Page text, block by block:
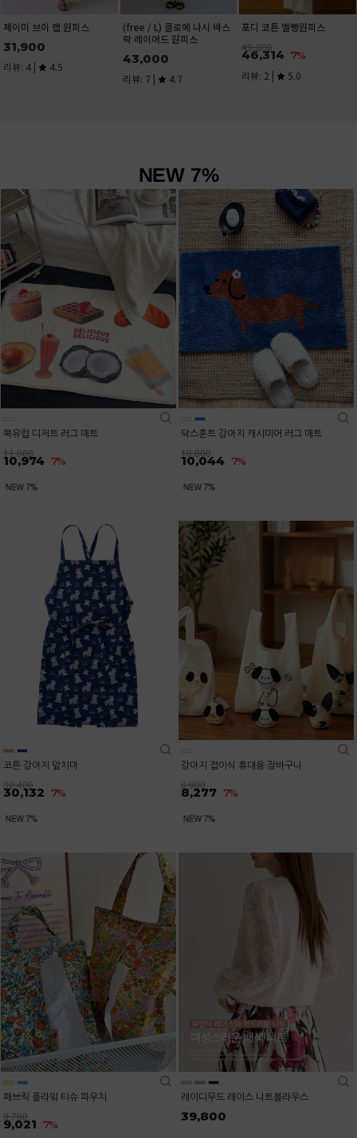
제이미 브이 랩 원피스
31,900
리뷰: 4 | 4.5
(free / L) 클로에 나시 바스
락 레이어드 원피스
43,000
리뷰: 7 | 4.7
포디 코튼 멜빵원피스
49,800
46,314 7%
리뷰: 2 | 5.0
NEW 7%
북유럽 디저트 러그 매트
11,800
10,974 7%
닥스훈트 강아지 캐시미어 러그 매트
10,800
10,044 7%
코튼 강아지 앞치마
32,400
30,132 7%
강아지 접이식 휴대용 장바구니
8,900
8,277 7%
패브릭 플라워 티슈 파우치
9,700
9,021 7%
레이디무드 레이스 니트블라우스
39,800